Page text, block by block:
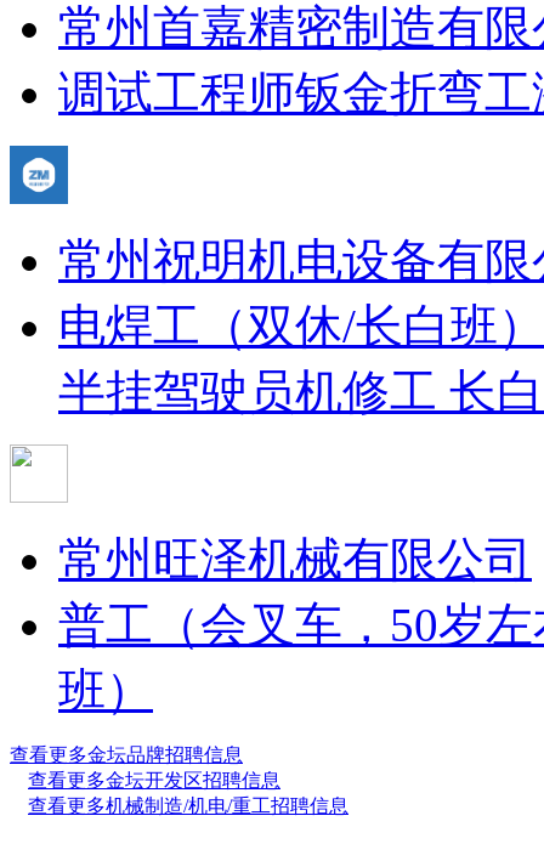
常州首嘉精密制造有限
调试工程师钣金折弯工
常州祝明机电设备有限
电焊工（双休/长白班）
半挂驾驶员机修工 长
常州旺泽机械有限公司
普工（会叉车，50岁
班）
查看更多金坛品牌招聘信息
查看更多金坛开发区招聘信息
查看更多机械制造/机电/重工招聘信息